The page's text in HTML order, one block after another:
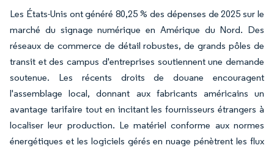
Les États-Unis ont généré 80,25 % des dépenses de 2025 sur le
marché du signage numérique en Amérique du Nord. Des
réseaux de commerce de détail robustes, de grands pôles de
transit et des campus d'entreprises soutiennent une demande
soutenue. Les récents droits de douane encouragent
l'assemblage local, donnant aux fabricants américains un
avantage tarifaire tout en incitant les fournisseurs étrangers à
localiser leur production. Le matériel conforme aux normes
énergétiques et les logiciels gérés en nuage pénètrent les flux